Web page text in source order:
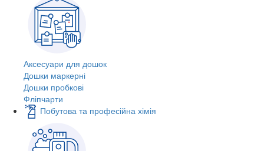
Аксесуари для дошок
Дошки маркерні
Дошки пробкові
Фліпчарти
Побутова та професійна хімія